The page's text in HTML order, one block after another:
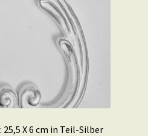
X 6 cm in Teil-Silber